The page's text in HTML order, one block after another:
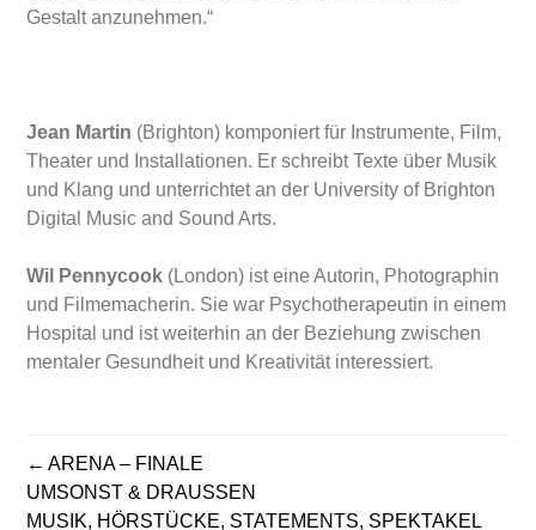
Gestalt anzunehmen.“
Jean Martin (Brighton) komponiert für Instrumente, Film,
Theater und Installationen. Er schreibt Texte über Musik
und Klang und unterrichtet an der University of Brighton
Digital Music and Sound Arts.
Wil Pennycook (London) ist eine Autorin, Photographin
und Filmemacherin. Sie war Psychotherapeutin in einem
Hospital und ist weiterhin an der Beziehung zwischen
mentaler Gesundheit und Kreativität interessiert.
BEITRAGSNAVIGATION
ARENA – FINALE
UMSONST & DRAUSSEN
MUSIK, HÖRSTÜCKE, STATEMENTS, SPEKTAKEL